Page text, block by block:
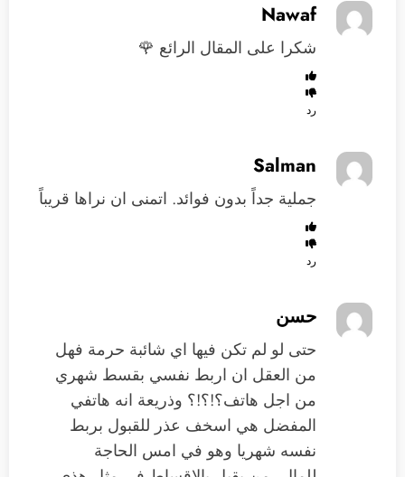
Nawaf
شكرا على المقال الرائع 🌹
رد
Salman
جملية جداً بدون فوائد. اتمنى ان نراها قريباً
رد
حسن
حتى لو لم تكن فيها اي شائبة حرمة فهل
من العقل ان اربط نفسي بقسط شهري
من اجل هاتف؟!؟!؟ وذريعة انه هاتفي
المفضل هي اسخف عذر للقبول بربط
نفسه شهريا وهو في امس الحاجة